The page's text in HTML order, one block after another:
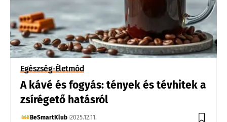
Egészség-Életmód
A kávé és fogyás: tények és tévhitek a
zsírégető hatásról
BeSmartKlub 2025.12.11.